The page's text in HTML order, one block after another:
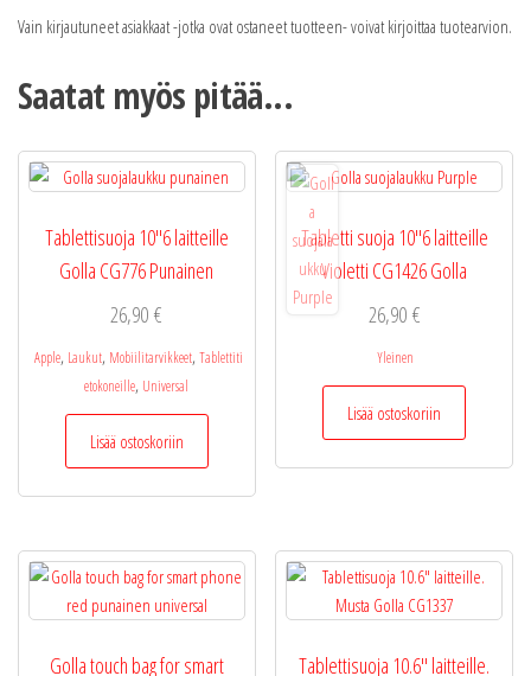
Vain kirjautuneet asiakkaat -jotka ovat ostaneet tuotteen- voivat kirjoittaa tuotearvion.
Saatat myös pitää...
Tablettisuoja 10″6 laitteille
Golla CG776 Punainen
26,90€
Apple, Laukut, Mobiilitarvikkeet, Tablettiti
etokoneille, Universal
Lisää ostoskoriin
Tabletti suoja 10″6 laitteille
Violetti CG1426 Golla
26,90 €
Yleinen
Lisää ostoskoriin
Golla touch bag for smart Tablettisuoja 10.6″ laitteille.